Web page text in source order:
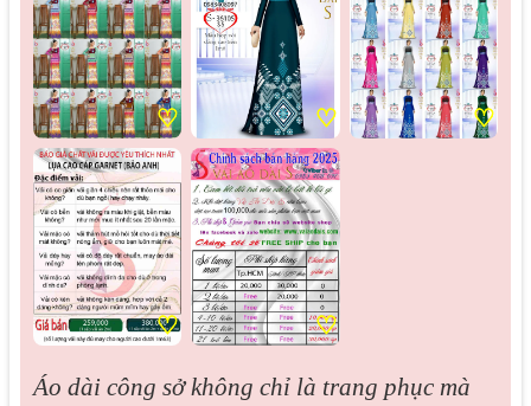
♡ ♡ ♡
♡ ♡
Áo dài công sở không chỉ là trang phục mà